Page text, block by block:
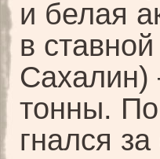
и белая
в
тонны.
гнался